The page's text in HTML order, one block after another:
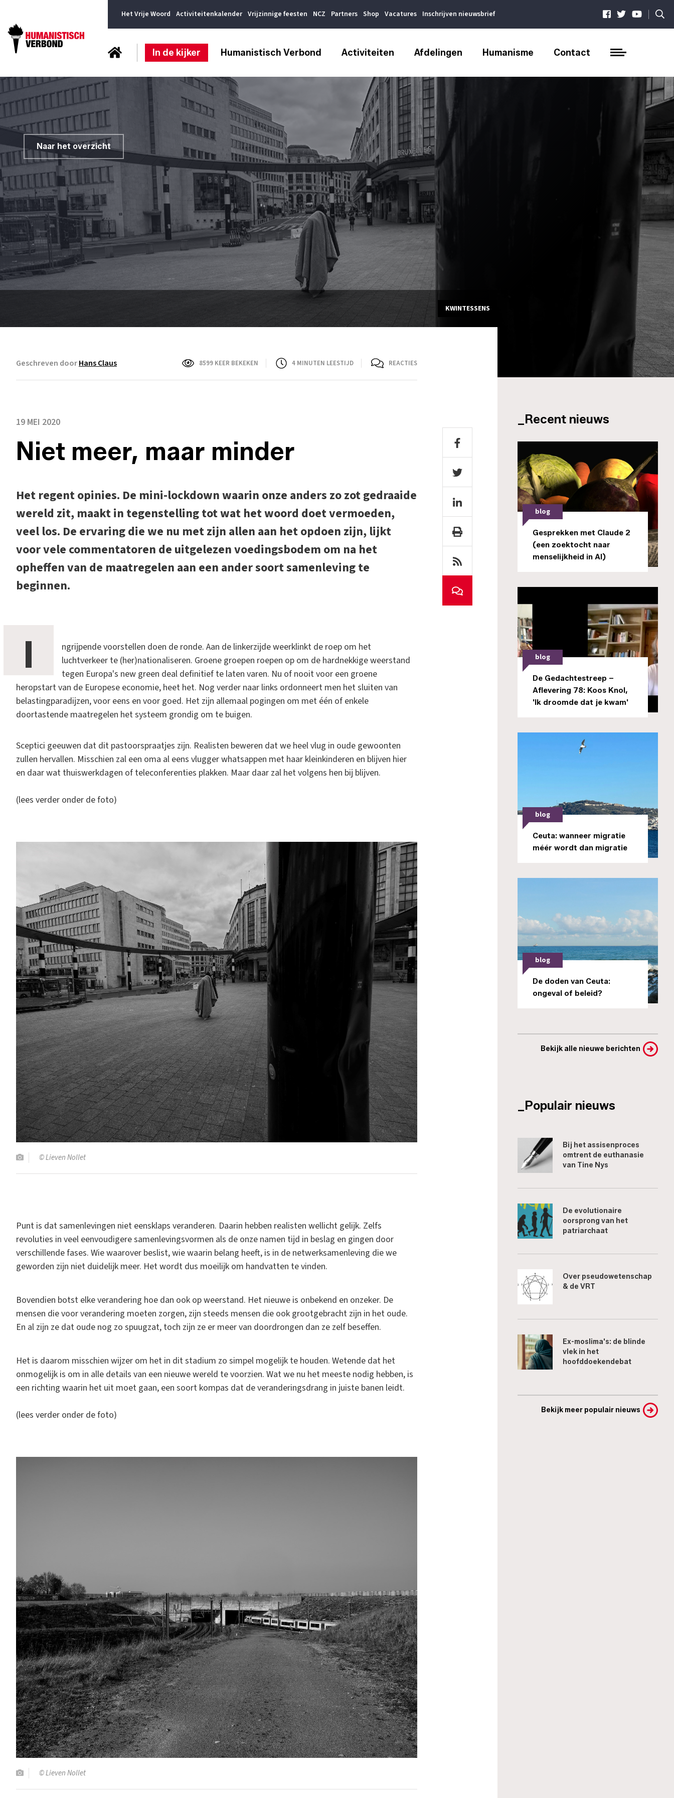
Het Vrije Woord Activiteitenkalender Vrijzinnige feesten NCZ Partners Shop Vacatures Inschrijven nieuwsbrief |
In de kijker Humanistisch Verbond Activiteiten Afdelingen Humanisme Contact
Naar het overzicht
KWINTESSENS
Geschreven doorHans Claus 8599 KEER BEKEKEN 4 MINUTEN LEESTIJD REACTIES
19 MEI 2020
Niet meer, maar minder
Het regent opinies. De mini-lockdown waarin onze anders zo zot gedraaide
wereld zit, maakt in tegenstelling tot wat het woord doet vermoeden,
veel los. De ervaring die we nu met zijn allen aan het opdoen zijn, lijkt
voor vele commentatoren de uitgelezen voedingsbodem om na het
opheffen van de maatregelen aan een ander soort samenleving te
beginnen.
I
ngrijpende voorstellen doen de ronde. Aan de linkerzijde weerklinkt de roep om het
luchtverkeer te (her)nationaliseren. Groene groepen roepen op om de hardnekkige weerstand
tegen Europa's new green deal definitief te laten varen. Nu of nooit voor een groene
heropstart van de Europese economie, heet het. Nog verder naar links ordonneert men het sluiten van
belastingparadijzen, voor eens en voor goed. Het zijn allemaal pogingen om met één of enkele
doortastende maatregelen het systeem grondig om te buigen.
Sceptici geeuwen dat dit pastoorspraatjes zijn. Realisten beweren dat we heel vlug in oude gewoonten
zullen hervallen. Misschien zal een oma al eens vlugger whatsappen met haar kleinkinderen en blijven hier
en daar wat thuiswerkdagen of teleconferenties plakken. Maar daar zal het volgens hen bij blijven.
(lees verder onder de foto)
© Lieven Nollet
Punt is dat samenlevingen niet eensklaps veranderen. Daarin hebben realisten wellicht gelijk. Zelfs
revoluties in veel eenvoudigere samenlevingsvormen als de onze namen tijd in beslag en gingen door
verschillende fases. Wie waarover beslist, wie waarin belang heeft, is in de netwerksamenleving die we
geworden zijn niet duidelijk meer. Het wordt dus moeilijk om handvatten te vinden.
Bovendien botst elke verandering hoe dan ook op weerstand. Het nieuwe is onbekend en onzeker. De
mensen die voor verandering moeten zorgen, zijn steeds mensen die ook grootgebracht zijn in het oude.
En al zijn ze dat oude nog zo spuugzat, toch zijn ze er meer van doordrongen dan ze zelf beseffen.
Het is daarom misschien wijzer om het in dit stadium zo simpel mogelijk te houden. Wetende dat het
onmogelijk is om in alle details van een nieuwe wereld te voorzien. Wat we nu het meeste nodig hebben, is
een richting waarin het uit moet gaan, een soort kompas dat de veranderingsdrang in juiste banen leidt.
(lees verder onder de foto)
© Lieven Nollet
_Recent nieuws
blog
Gesprekken met Claude 2
(een zoektocht naar
menselijkheid in AI)
blog
De Gedachtestreep –
Aflevering 78: Koos Knol,
'Ik droomde dat je kwam'
blog
Ceuta: wanneer migratie
méér wordt dan migratie
blog
De doden van Ceuta:
ongeval of beleid?
Bekijk alle nieuwe berichten
_Populair nieuws
Bij het assisenproces
omtrent de euthanasie
van Tine Nys
De evolutionaire
oorsprong van het
patriarchaat
Over pseudowetenschap
& de VRT
Ex-moslima's: de blinde
vlek in het
hoofddoekendebat
Bekijk meer populair nieuws